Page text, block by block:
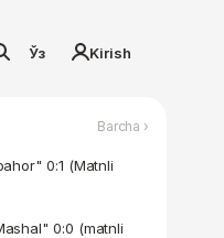
Ўз Kirish
Barcha ›
0:1 (Matnli
0:0 (matnli